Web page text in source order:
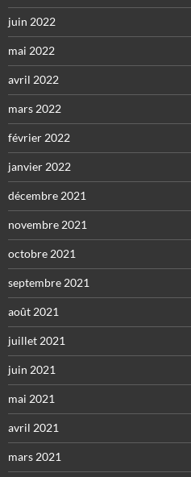
juin 2022
mai 2022
avril 2022
mars 2022
février 2022
janvier 2022
décembre 2021
novembre 2021
octobre 2021
septembre 2021
août 2021
juillet 2021
juin 2021
mai 2021
avril 2021
mars 2021